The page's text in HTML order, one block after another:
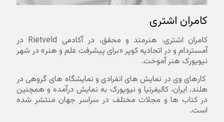
کامران اشتری
کامران اشتری، هنرمند و محقق، در آکادمی Rietveld در
آمستردام و در اتحادیه کوپر «برای پیشرفت علم و هنر» در شهر
نیویورک هنر آموخت.
کارهای وی در نمایش های انفرادی و نمایشگاه های گروهی در
هلند، ایران، کالیفرنیا و نیویورک به نمایش درآمده و همچنین
در کتاب ها و مجلات مختلف در سراسر جهان منتشر شده
است.